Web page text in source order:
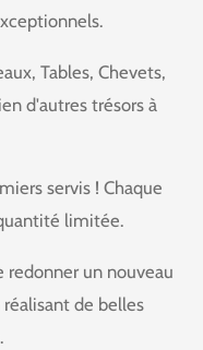
, Tables, Chevets,
d'autres trésors à
servis ! Chaque
limitée.
redonner un nouveau
de belles